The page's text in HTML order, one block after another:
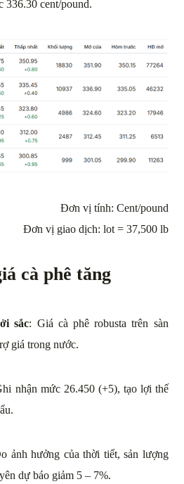
336.30 cent/pound.
Đơn vị tính: Cent/pound
Đơn vị giao dịch: lot = 37,500 lb
cà phê tăng
sắc: Giá cà phê robusta trên sàn
giá trong nước.
nhận mức 26.450 (+5), tạo lợi thế
ảnh hưởng của thời tiết, sản lượng
dự báo giảm 5 – 7%.